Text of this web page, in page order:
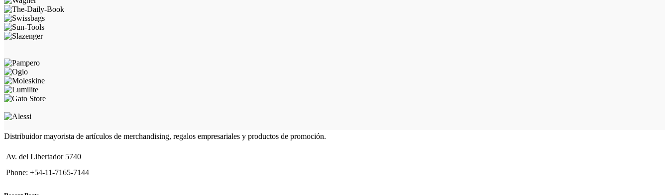
Distribuidor mayorista de artículos de merchandising, regalos empresariales y productos de promoción.
Av. del Libertador 5740
Phone: +54-11-7165-7144